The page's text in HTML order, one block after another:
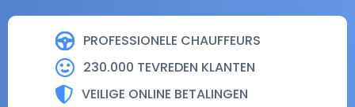
PROFESSIONELE CHAUFFEURS
230.000 TEVREDEN KLANTEN
VEILIGE ONLINE BETALINGEN